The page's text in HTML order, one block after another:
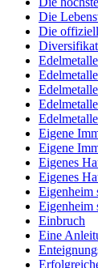
Die
Die
Eigene
Eigene
Eigenes
Eigenes
Eigenheim
Eigenheim
Einbruch
Eine